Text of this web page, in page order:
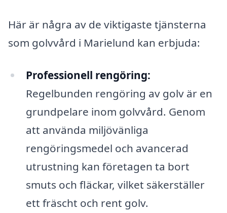
Här är några av de viktigaste tjänsterna
som golvvård i Marielund kan erbjuda:
Professionell rengöring:
Regelbunden rengöring av golv är en
grundpelare inom golvvård. Genom
att använda miljövänliga
rengöringsmedel och avancerad
utrustning kan företagen ta bort
smuts och fläckar, vilket säkerställer
ett fräscht och rent golv.